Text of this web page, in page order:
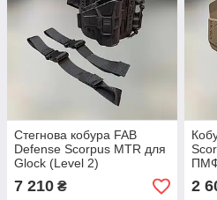
Стегнова кобура FAB
Defense Scorpus MTR для
Glock (Level 2)
7 210 ₴ 2